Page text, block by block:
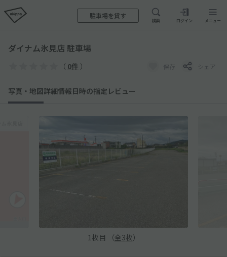
駐車場を貸す
検索 ログイン メニュー
ダイナム氷見店 駐車場
（ 0件 ） 保存 シェア
写真・地図詳細情報日時の指定 レビュー
1 枚目 （全3枚）